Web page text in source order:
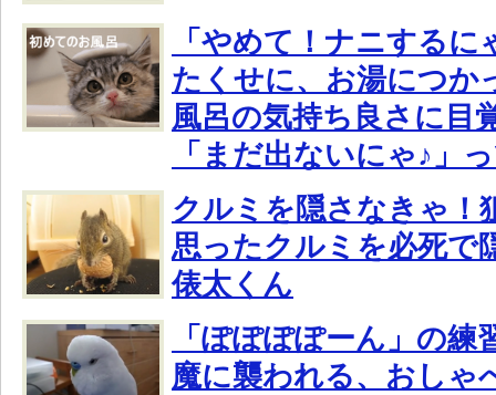
「やめて！ナニする
たくせに、お湯につか
風呂の気持ち良さに目
「まだ出ないにゃ♪」
クルミを隠さなきゃ！
思ったクルミを必死で
俵太くん
「ぽぽぽぽーん」の練
魔に襲われる、おしゃ